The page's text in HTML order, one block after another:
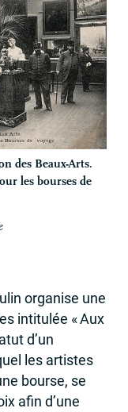
des Beaux-Arts.
les bourses de
organise une
intitulée «Aux
d’un
les artistes
bourse, se
afin d’une